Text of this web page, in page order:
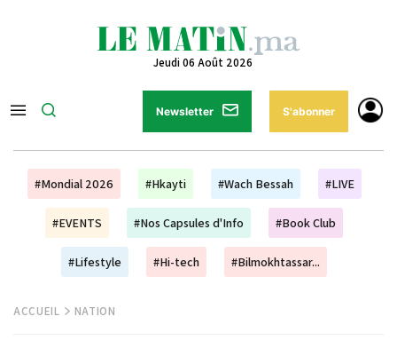
Jeudi 06 Août 2026
Newsletter S'abonner
#Mondial 2026 #Hkayti #Wach Bessah #LIVE
#EVENTS #Nos Capsules d'Info #Book Club
#Lifestyle #Hi-tech #Bilmokhtassar...
ACCUEIL NATION